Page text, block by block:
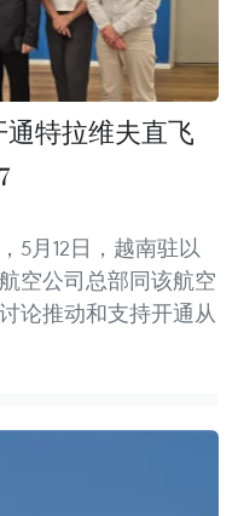
通特拉维夫直飞
5月12日，越南驻以
空公司总部同该航空
论推动和支持开通从